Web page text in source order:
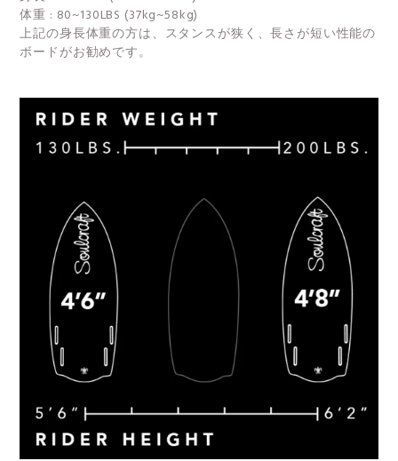
体重 : 80~130LBS (37kg~58kg)
上記の身長体重の方は、スタンスが狭く、長さが短い性能の
ボードがお勧めです。